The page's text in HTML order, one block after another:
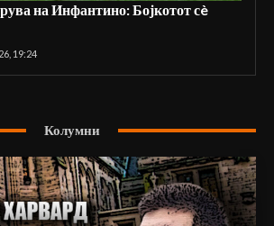
на Инфантино: Бојкотот сè
19:24
Колумни